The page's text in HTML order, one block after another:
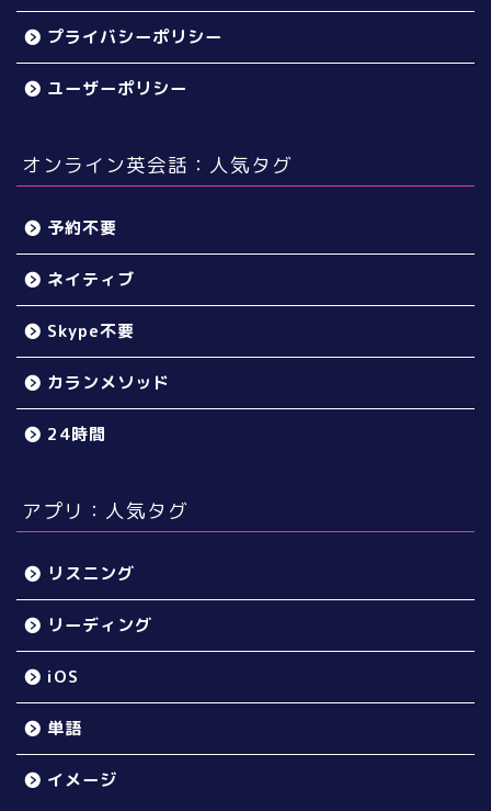
プライバシーポリシー
ユーザーポリシー
オンライン英会話：人気タグ
予約不要
ネイティブ
Skype不要
カランメソッド
24時間
アプリ：人気タグ
リスニング
リーディング
iOS
単語
イメージ